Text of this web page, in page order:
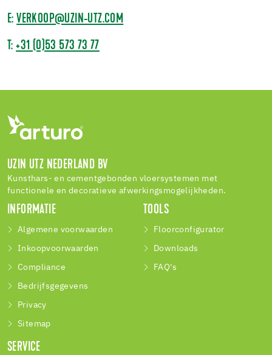
E:VERKOOP@UZIN-UTZ.COM
T:+31 (0)53 573 73 77
UZIN UTZ NEDERLAND BV
Kunsthars- en cementgebonden vloersystemen met
functionele en decoratieve afwerkingsmogelijkheden.
INFORMATIE
Algemene voorwaarden
Inkoopvoorwaarden
Compliance
Bedrijfsgegevens
Privacy
Sitemap
TOOLS
Floorconfigurator
Downloads
FAQ's
SERVICE